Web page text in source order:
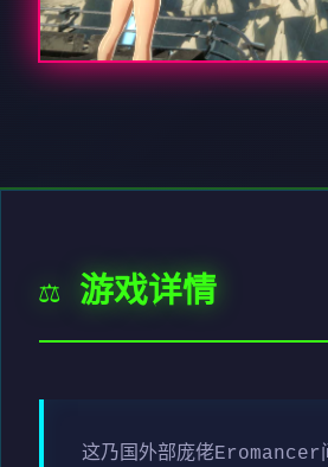
⚖️ 游戏详情
这乃国外部庞佬Eromancer